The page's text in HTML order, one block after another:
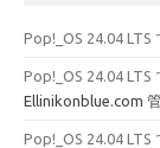
Pop!_OS 24.04
Pop!_OS 24.04
Ellinikonblue.com
Pop!_OS 24.04